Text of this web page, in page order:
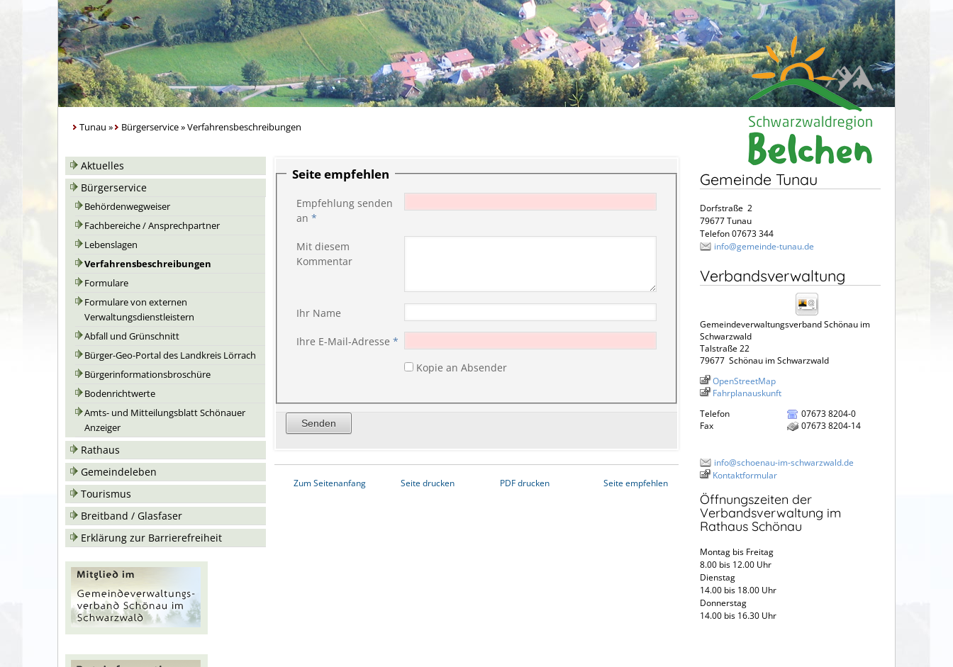
Tunau » Bürgerservice»Verfahrensbeschreibungen
Aktuelles
Bürgerservice
Behördenwegweiser
Fachbereiche / Ansprechpartner
Lebenslagen
Verfahrensbeschreibungen
Formulare
Formulare von externen
Verwaltungsdienstleistern
Abfall und Grünschnitt
Bürger-Geo-Portal des Landkreis Lörrach
Bürgerinformationsbroschüre
Bodenrichtwerte
Amts- und Mitteilungsblatt Schönauer
Anzeiger
Rathaus
Gemeindeleben
Tourismus
Breitband / Glasfaser
Erklärung zur Barrierefreiheit
Seite empfehlen
Empfehlung senden
an *
Mit diesem
Kommentar
Ihr Name
Ihre E-Mail-Adresse *
Kopie an Absender
Zum Seitenanfang Seite drucken PDF drucken Seite empfehlen
Gemeinde Tunau
Dorfstraße 2
79677 Tunau
Telefon 07673 344
info@gemeinde-tunau.de
Verbandsverwaltung
Gemeindeverwaltungsverband Schönau im
Schwarzwald
Talstraße 22
79677 Schönau im Schwarzwald
OpenStreetMap
Fahrplanauskunft
Telefon
07673 8204-0
Fax
07673 8204-14
info@schoenau-im-schwarzwald.de
Kontaktformular
Öffnungszeiten der
Verbandsverwaltung im
Rathaus Schönau
Montag bis Freitag
8.00 bis 12.00 Uhr
Dienstag
14.00 bis 18.00 Uhr
Donnerstag
14.00 bis 16.30 Uhr